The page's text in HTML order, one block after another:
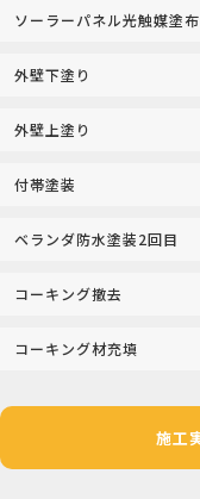
ソーラーパネル光触媒塗布
外壁下塗り
外壁上塗り
付帯塗装
ベランダ防水塗装2回目
コーキング撤去
コーキング材充填
施工